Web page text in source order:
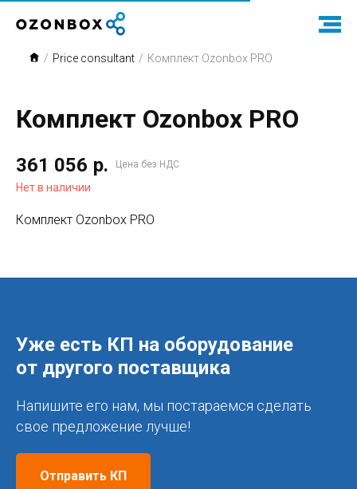
/ Price consultant / Комплект Ozonbox PRO
Комплект Ozonbox PRO
361 056 р. Цена без НДС
Нет в наличии
Комплект Ozonbox PRO
Уже есть КП на оборудование
от другого поставщика
Напишите его нам, мы постараемся сделать
свое предложение лучше!
Отправить КП